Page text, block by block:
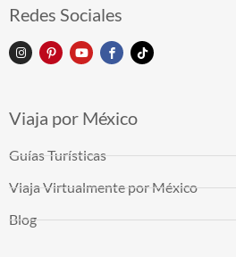
Redes Sociales
Viaja por México
Guías Turísticas
Viaja Virtualmente por México
Blog